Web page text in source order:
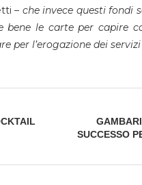
– che invece questi fondi
bene le carte per capire
per l’erogazione dei
SUCCESSO